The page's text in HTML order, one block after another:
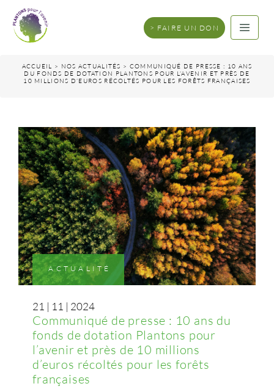
FAIRE UN DON
ACCUEIL > NOS ACTUALITÉS > COMMUNIQUÉ DE PRESSE : 10 ANS
DU FONDS DE DOTATION PLANTONS POUR L’AVENIR ET PRÈS DE
10 MILLIONS D’EUROS RÉCOLTÉS POUR LES FORÊTS FRANÇAISES
ACTUALITÉ
21 | 11 | 2024
Communiqué de presse : 10 ans du
fonds de dotation Plantons pour
l’avenir et près de 10 millions
d’euros récoltés pour les forêts
françaises